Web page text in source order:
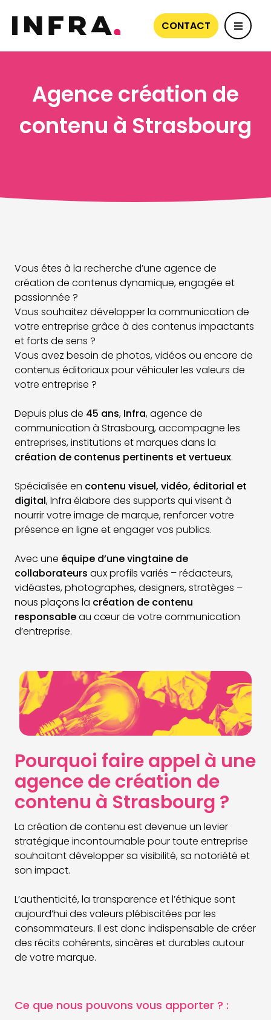
CONTACT
Agence création de
contenu à Strasbourg
Vous êtes à la recherche d’une agence de
création de contenus dynamique, engagée et
passionnée ?
Vous souhaitez développer la communication de
votre entreprise grâce à des contenus impactants
et forts de sens ?
Vous avez besoin de photos, vidéos ou encore de
contenus éditoriaux pour véhiculer les valeurs de
votre entreprise ?
Depuis plus de 45 ans, Infra, agence de
communication à Strasbourg, accompagne les
entreprises, institutions et marques dans la
création de contenus pertinents et vertueux.
Spécialisée en contenu visuel, vidéo, éditorial et
digital, Infra élabore des supports qui visent à
nourrir votre image de marque, renforcer votre
présence en ligne et engager vos publics.
Avec une équipe d’une vingtaine de
collaborateurs aux profils variés – rédacteurs,
vidéastes, photographes, designers, stratèges –
nous plaçons la création de contenu
responsableau cœur de votre communication
d’entreprise.
Pourquoi faire appel à une
agence de création de
contenu à Strasbourg ?
La création de contenu est devenue un levier
stratégique incontournable pour toute entreprise
souhaitant développer sa visibilité, sa notoriété et
son impact.
L’authenticité, la transparence et l’éthique sont
aujourd’hui des valeurs plébiscitées par les
consommateurs. Il est donc indispensable de créer
des récits cohérents, sincères et durables autour
de votre marque.
Ce que nous pouvons vous apporter ? :